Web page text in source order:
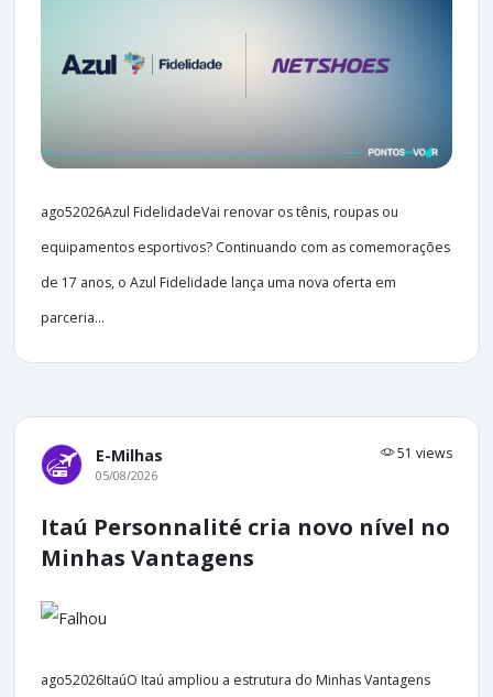
ago52026Azul FidelidadeVai renovar os tênis, roupas ou
equipamentos esportivos? Continuando com as comemorações
de 17 anos, o Azul Fidelidade lança uma nova oferta em
parceria...
E-Milhas 51 views
05/08/2026
Itaú Personnalité cria novo nível no
Minhas Vantagens
ago52026ItaúO Itaú ampliou a estrutura do Minhas Vantagens